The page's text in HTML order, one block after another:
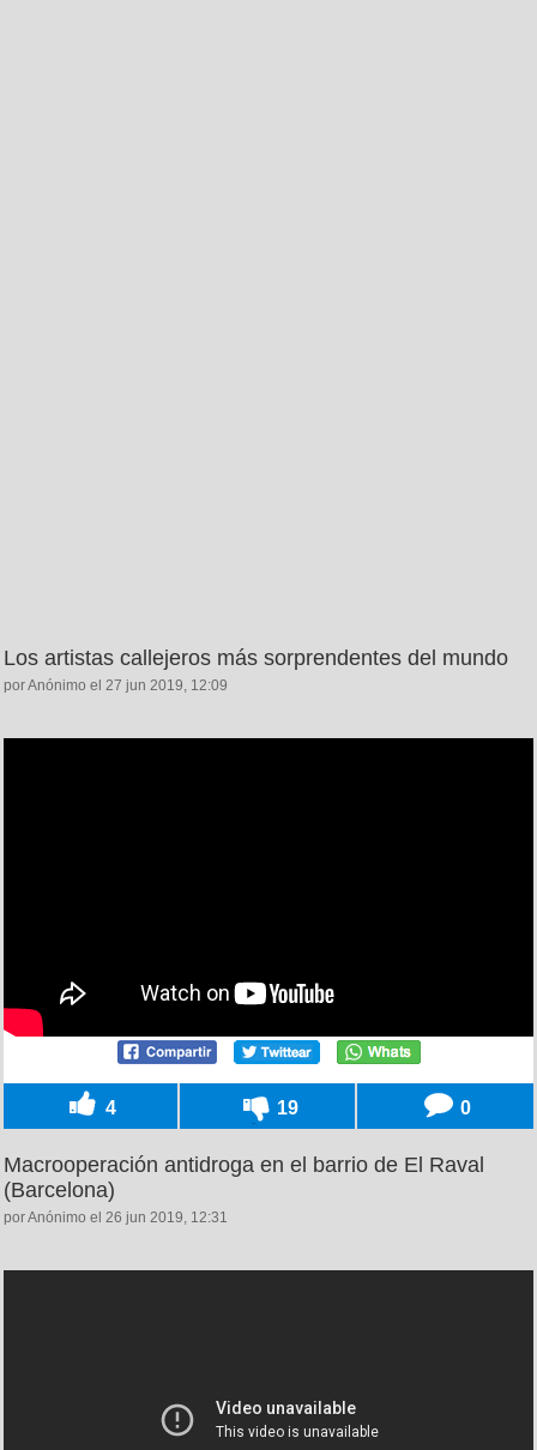
Los artistas callejeros más sorprendentes del mundo
por Anónimo el 27 jun 2019, 12:09
4 19 0
Macrooperación antidroga en el barrio de El Raval
(Barcelona)
por Anónimo el 26 jun 2019, 12:31